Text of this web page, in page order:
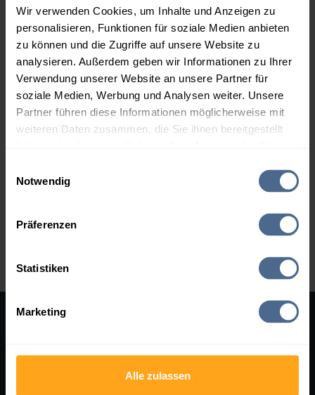
Wir verwenden Cookies, um Inhalte und Anzeigen zu
personalisieren, Funktionen für soziale Medien anbieten
zu können und die Zugriffe auf unsere Website zu
analysieren. Außerdem geben wir Informationen zu Ihrer
Verwendung unserer Website an unsere Partner für
soziale Medien, Werbung und Analysen weiter. Unsere
Partner führen diese Informationen möglicherweise mit
weiteren Daten zusammen, die Sie ihnen bereitgestellt
Notwendig
Präferenzen
Statistiken
Marketing
Alle zulassen
Gummern
Köstenberg
Kreuth
Latschach
Ledenitzen
Maria Elend
Nötsch
Paternion
Riegersdorf
Rosegg
Rosenbach
Sattendorf
St. Egyden
St. Georgen im Gailtal
Impressum